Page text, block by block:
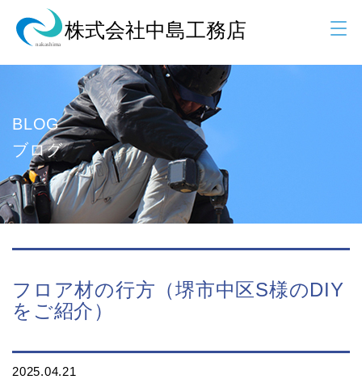
BLOG
ブログ
フロア材の行方（堺市中区S様のDIY
をご紹介）
2025.04.21